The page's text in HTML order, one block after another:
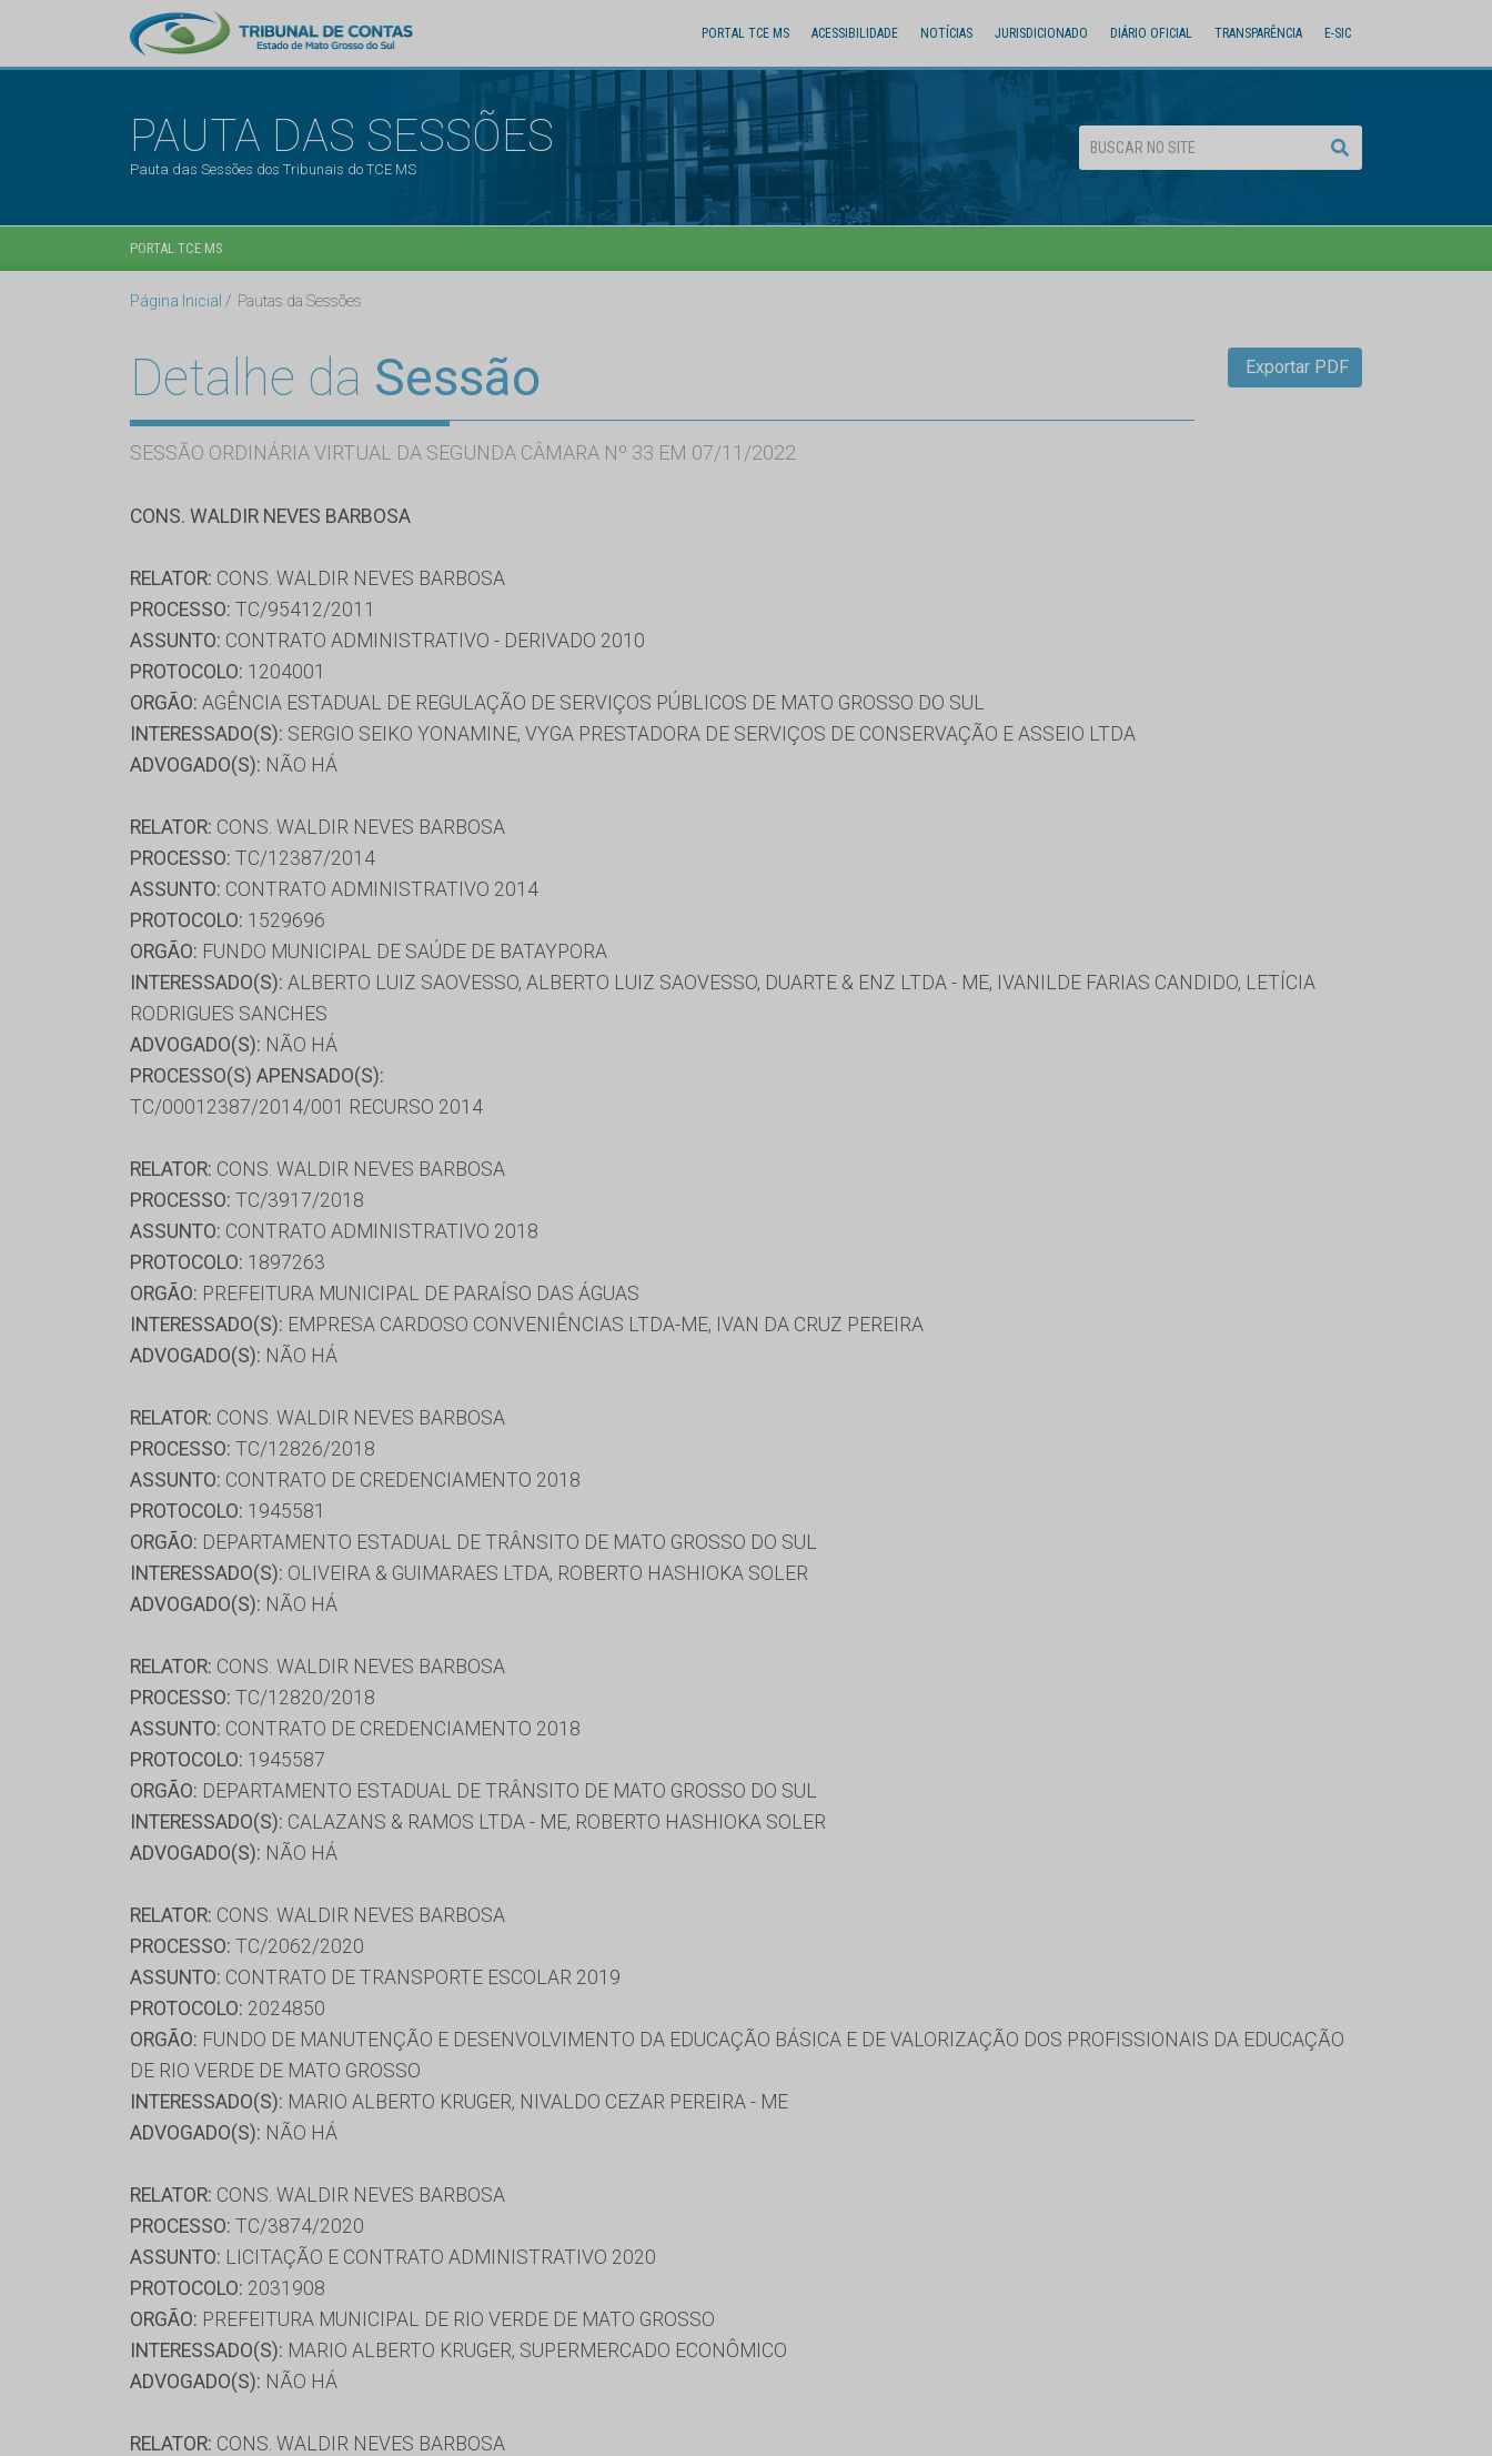
PORTAL TCE MS ACESSIBILIDADE NOTÍCIAS JURISDICIONADO DIÁRIO OFICIAL TRANSPARÊNCIA E-SIC
PAUTA DAS SESSÕES
Pauta das Sessões dos Tribunais do TCE MS
PORTAL TCE MS
Página Inicial Pautas da Sessões
Detalhe da Sessão
SESSÃO ORDINÁRIA VIRTUAL DA SEGUNDA CÂMARA Nº 33 EM 07/11/2022
Exportar PDF
CONS. WALDIR NEVES BARBOSA
RELATOR: CONS. WALDIR NEVES BARBOSA
PROCESSO: TC/95412/2011
ASSUNTO: CONTRATO ADMINISTRATIVO - DERIVADO 2010
PROTOCOLO: 1204001
ORGÃO: AGÊNCIA ESTADUAL DE REGULAÇÃO DE SERVIÇOS PÚBLICOS DE MATO GROSSO DO SUL
INTERESSADO(S): SERGIO SEIKO YONAMINE, VYGA PRESTADORA DE SERVIÇOS DE CONSERVAÇÃO E ASSEIO LTDA
ADVOGADO(S): NÃO HÁ
RELATOR: CONS. WALDIR NEVES BARBOSA
PROCESSO: TC/12387/2014
ASSUNTO: CONTRATO ADMINISTRATIVO 2014
PROTOCOLO: 1529696
ORGÃO: FUNDO MUNICIPAL DE SAÚDE DE BATAYPORA
INTERESSADO(S): ALBERTO LUIZ SAOVESSO, ALBERTO LUIZ SAOVESSO, DUARTE & ENZ LTDA - ME, IVANILDE FARIAS CANDIDO, LETÍCIA
RODRIGUES SANCHES
ADVOGADO(S): NÃO HÁ
PROCESSO(S) APENSADO(S):
TC/00012387/2014/001 RECURSO 2014
RELATOR: CONS. WALDIR NEVES BARBOSA
PROCESSO: TC/3917/2018
ASSUNTO: CONTRATO ADMINISTRATIVO 2018
PROTOCOLO: 1897263
ORGÃO: PREFEITURA MUNICIPAL DE PARAÍSO DAS ÁGUAS
INTERESSADO(S): EMPRESA CARDOSO CONVENIÊNCIAS LTDA-ME, IVAN DA CRUZ PEREIRA
ADVOGADO(S): NÃO HÁ
RELATOR: CONS. WALDIR NEVES BARBOSA
PROCESSO: TC/12826/2018
ASSUNTO: CONTRATO DE CREDENCIAMENTO 2018
PROTOCOLO: 1945581
ORGÃO: DEPARTAMENTO ESTADUAL DE TRÂNSITO DE MATO GROSSO DO SUL
INTERESSADO(S): OLIVEIRA & GUIMARAES LTDA, ROBERTO HASHIOKA SOLER
ADVOGADO(S): NÃO HÁ
RELATOR: CONS. WALDIR NEVES BARBOSA
PROCESSO: TC/12820/2018
ASSUNTO: CONTRATO DE CREDENCIAMENTO 2018
PROTOCOLO: 1945587
ORGÃO: DEPARTAMENTO ESTADUAL DE TRÂNSITO DE MATO GROSSO DO SUL
INTERESSADO(S): CALAZANS & RAMOS LTDA - ME, ROBERTO HASHIOKA SOLER
ADVOGADO(S): NÃO HÁ
RELATOR: CONS. WALDIR NEVES BARBOSA
PROCESSO: TC/2062/2020
ASSUNTO: CONTRATO DE TRANSPORTE ESCOLAR 2019
PROTOCOLO: 2024850
ORGÃO: FUNDO DE MANUTENÇÃO E DESENVOLVIMENTO DA EDUCAÇÃO BÁSICA E DE VALORIZAÇÃO DOS PROFISSIONAIS DA EDUCAÇÃO
DE RIO VERDE DE MATO GROSSO
INTERESSADO(S): MARIO ALBERTO KRUGER, NIVALDO CEZAR PEREIRA - ME
ADVOGADO(S): NÃO HÁ
RELATOR: CONS. WALDIR NEVES BARBOSA
PROCESSO: TC/3874/2020
ASSUNTO: LICITAÇÃO E CONTRATO ADMINISTRATIVO 2020
PROTOCOLO: 2031908
ORGÃO: PREFEITURA MUNICIPAL DE RIO VERDE DE MATO GROSSO
INTERESSADO(S): MARIO ALBERTO KRUGER, SUPERMERCADO ECONÔMICO
ADVOGADO(S): NÃO HÁ
RELATOR: CONS. WALDIR NEVES BARBOSA